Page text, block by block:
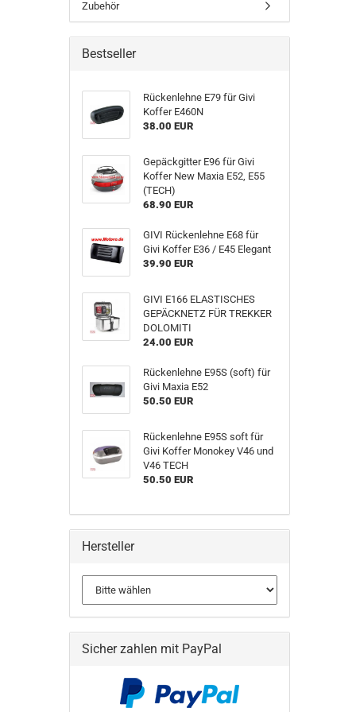
Zubehör
Bestseller
Rückenlehne E79 für Givi
Koffer E460N
38.00 EUR
Gepäckgitter E96 für Givi
Koffer New Maxia E52, E55
(TECH)
68.90 EUR
GIVI Rückenlehne E68 für
Givi Koffer E36 / E45 Elegant
39.90 EUR
GIVI E166 ELASTISCHES
GEPÄCKNETZ FÜR TREKKER
DOLOMITI
24.00 EUR
Rückenlehne E95S (soft) für
Givi Maxia E52
50.50 EUR
Rückenlehne E95S soft für
Givi Koffer Monokey V46 und
V46 TECH
50.50 EUR
Hersteller
Sicher zahlen mit PayPal